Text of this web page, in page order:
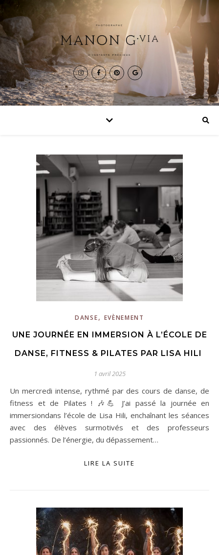
DANSE, EVÈNEMENT
UNE JOURNÉE EN IMMERSION À L’ÉCOLE DE
DANSE, FITNESS & PILATES PAR LISA HILI
1 avril 2025
Un mercredi intense, rythmé par des cours de danse, de
fitness et de Pilates ! 🎶💪 J’ai passé la journée en
immersiondans l’école de Lisa Hili, enchaînant les séances
avec des élèves surmotivés et des professeurs
passionnés. De l’énergie, du dépassement…
LIRE LA SUITE